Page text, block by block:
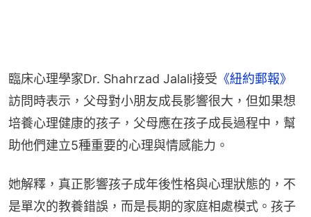
臨床心理學家Dr. Shahrzad Jalali接受 《紐約郵報》
訪問時表示，父母對小朋友成長影響很大，但如果想
培養心理健康的孩子，父母應在孩子成長過程中，幫
助他們建立5種重要的心理與情感能力。
她解釋，真正影響孩子成年後性格與心理狀態的，不
是單次的教養錯誤，而是長期的家庭相處模式。孩子